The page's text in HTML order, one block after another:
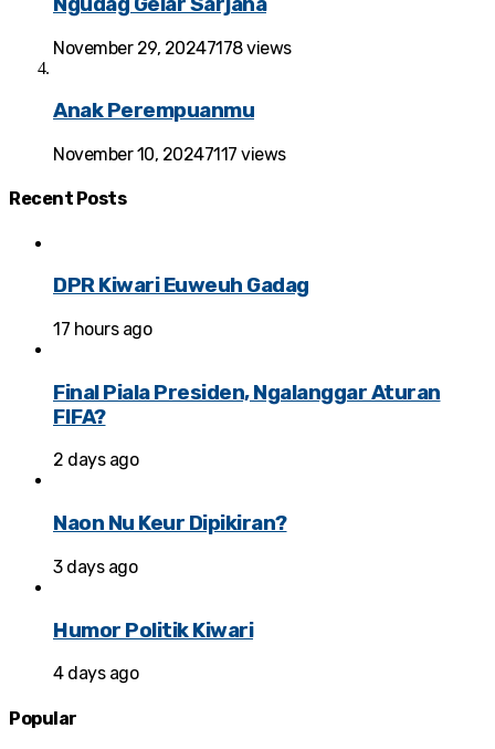
November 29, 20247178 views
Anak Perempuanmu
November 10, 20247117 views
Recent Posts
DPR Kiwari Euweuh Gadag
17 hours ago
Final Piala Presiden, Ngalanggar Aturan
FIFA?
2 days ago
Naon Nu Keur Dipikiran?
3 days ago
Humor Politik Kiwari
4 days ago
Popular